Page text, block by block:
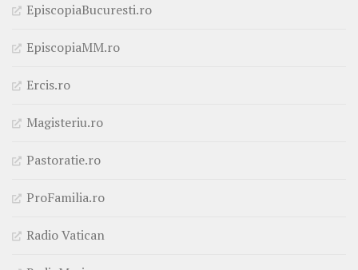
EpiscopiaBucuresti.ro
EpiscopiaMM.ro
Ercis.ro
Magisteriu.ro
Pastoratie.ro
ProFamilia.ro
Radio Vatican